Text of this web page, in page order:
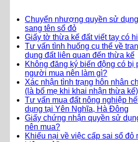
Chuyển nhượng quyền sử
sang tên sổ đỏ
Giấy tờ thừa kế đất viết tay có
Tư vấn tình huống cụ thể về
dụng đất liên quan đến thừa kế
Không đăng ký biến động có bị
người mua nên làm gì?
Xác nhận tình trạng hôn nhân
(là bố mẹ khi khai nhận thừa kế)
Tư vấn mua đất nông nghiệp
dụng tại Yên Nghĩa, Hà Đông
Giấy chứng nhận quyền sử
nên mua?
Khiếu nại về việc cấp sai sổ đỏ